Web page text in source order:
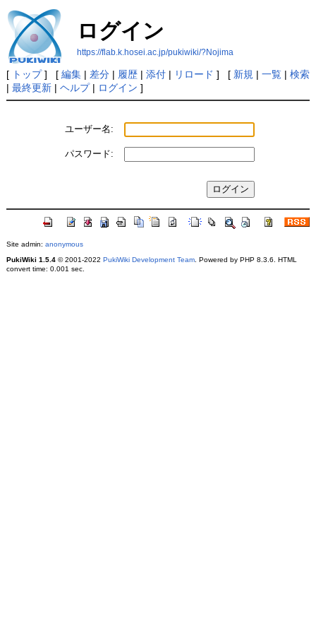
ログイン
https://flab.k.hosei.ac.jp/pukiwiki/?Nojima
[ トップ] [ 編集| 差分| 履歴| 添付| リロード ] [ 新規 | 一覧| 検索
| 最終更新| ヘルプ| ログイン ]
ユーザー名:
パスワード:
Site admin: anonymous
PukiWiki 1.5.4© 2001-2022 PukiWiki Development Team. Powered by PHP 8.3.6. HTML
convert time: 0.001 sec.